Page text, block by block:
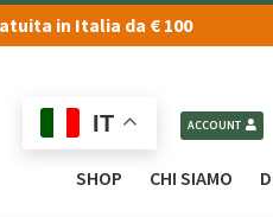
in Italia da € 100
IT ACCOUNT
SHOP CHI SIAMO